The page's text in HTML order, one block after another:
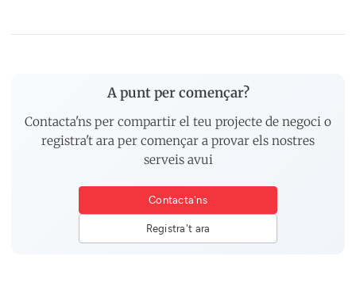
A punt per començar?
Contacta'ns per compartir el teu projecte de negoci o
registra't ara per començar a provar els nostres
serveis avui
Contacta'ns
Registra't ara